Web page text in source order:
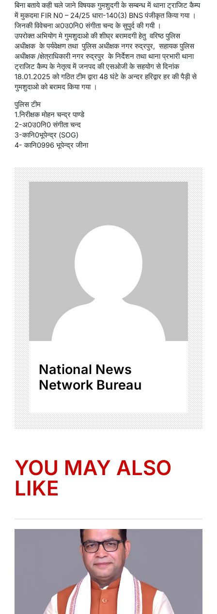
बिना बताये कही चले जाने विषयक गुमशुदगी के सम्बन्ध में थाना ट्राजिट कैम्प
में मुकदमा FIR N0 – 24/25 धारा-140(3) BNS पंजीकृत किया गया ।
जिनकी विवेचना अ0उ0नि0 संगीता चन्द के सुपुर्द की गयी ।
उपरोक्त अभियोग मे गुमशुदाओ की शीघ्र बरामदगी हेतु वरिष्ठ पुलिस
अधीक्षक के पर्यवेक्षण तथा पुलिस अधीक्षक नगर रुद्रपुर, सहायक पुलिस
अधीक्षक /क्षेत्राधिकारी नगर रुद्रपुर के निर्देशन तथा थाना प्रभारी थाना
ट्राजिट कैम्प के नेतृत्व में जनपद की एसओजी के सहयोग से दिनांक
18.01.2025 को गठित टीम द्वारा 48 घंटे के अन्दर हरिद्वार हर की पैड़ी से
गुमशुदाओ को बरामद किया गया ।
पुलिस टीम
1.निरीक्षक मोहन चन्द्र पाण्डे
2-अ0उ0नि0 संगीता चन्द
3-कानि0भूपेन्द्र (SOG)
4- कानि0996 भूपेन्द्र जीना
National News
Network Bureau
YOU MAY ALSO
LIKE